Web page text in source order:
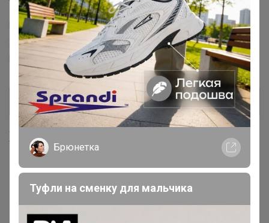
Торговые марки
Berrak™ Oztas™ Donella™ Orkide™ Penti™
Kota™
X-lady™
Berland™ Bross™ Ozkan™ Fapi™
Pijamoni™
Belinay™
Emek™ MissElit™
Хиты продаж
Брюнетка
Туфли на сменку для мальчика